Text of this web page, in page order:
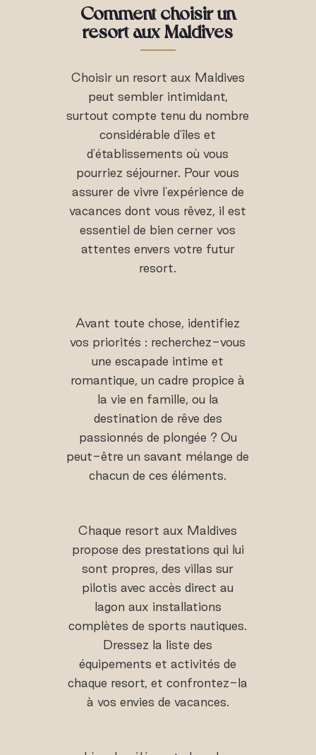
Comment choisir un
resort aux Maldives
Choisir un resort aux Maldives
peut sembler intimidant,
surtout compte tenu du nombre
considérable d'îles et
d'établissements où vous
pourriez séjourner. Pour vous
assurer de vivre l'expérience de
vacances dont vous rêvez, il est
essentiel de bien cerner vos
attentes envers votre futur
resort.
Avant toute chose, identifiez
vos priorités : recherchez-vous
une escapade intime et
romantique, un cadre propice à
la vie en famille, ou la
destination de rêve des
passionnés de plongée ? Ou
peut-être un savant mélange de
chacun de ces éléments.
Chaque resort aux Maldives
propose des prestations qui lui
sont propres, des villas sur
pilotis avec accès direct au
lagon aux installations
complètes de sports nautiques.
Dressez la liste des
équipements et activités de
chaque resort, et confrontez-la
à vos envies de vacances.